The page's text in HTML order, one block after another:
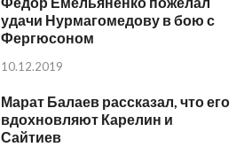
удачи Нурмагомедову в бою с
Фергюсоном
10.12.2019
Марат Балаев рассказал, что его
вдохновляют Карелин и
Сайтиев